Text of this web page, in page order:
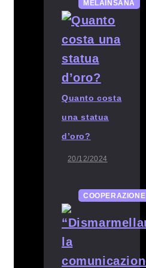
MELAINSANA
Quanto costa
una statua
d’oro?
20/12/2024
COOPERAZIONE